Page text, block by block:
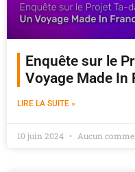
Enquête sur le
Voyage Made In
LIRE LA SUITE »
10 juin 2024 Aucun